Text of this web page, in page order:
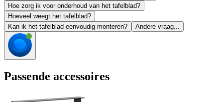
Hoe zorg ik voor onderhoud van het tafelblad?
Hoeveel weegt het tafelblad?
Kan ik het tafelblad eenvoudig monteren?
Andere vraag...
Passende accessoires